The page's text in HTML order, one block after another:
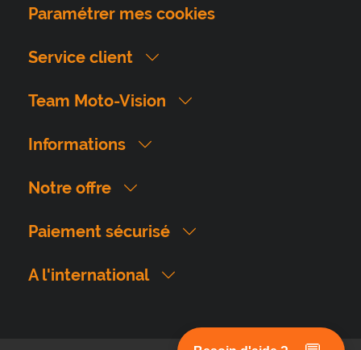
Paramétrer mes cookies
Service client
Team Moto-Vision
Informations
Notre offre
Paiement sécurisé
A l'international